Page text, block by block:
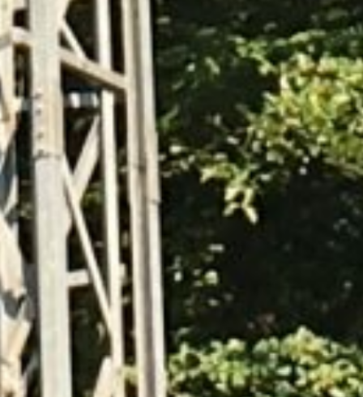
18.01.2026
Zur jährlichen Generalversammlung waren am
Samstagabend 113 Schützenbrüder in die Grafschafter
Schützenhalle gekommen. Zuvor hatte Pastor Stipp in
der Pfarrkirche die Schützenmesse für die lebenden
und verstorbenen Mitglieder gefeiert. In der Halle hatte
Beisitzer Reinhard Dünnebacke bereits den Kochlöffel
geschwungen und alle ließen sich zu Beginn leckere
Currywurstsuppe und Erbseneintopf schmecken.
Die Tagesordnung startete mit den obligatorischen
Kassen- und Jahresberichten. Der 1. Brudermeister
Tobias Cordes berichtete von einem ereignisreichen
Jubiläumsjahr und Kassierer Andreas Rickert stellte
beim Kassenbericht detaillierte Aufstellungen der
beiden Schützenfeste vor. Um den Verein für die
kommenden Jahre finanziell gut aufzustellen, beschloss
die Versammlung eine Anpassung des Jahresbeitrags
von 23 € auf 35 €.